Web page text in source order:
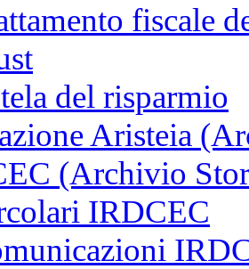
fiscale
del risparmio
Aristeia
(Archivio
IRDCEC